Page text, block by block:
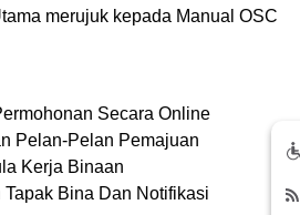
merujuk kepada Manual OSC
Secara Online
Pelan-Pelan Pemajuan
Kerja Binaan
Bina Dan Notifikasi